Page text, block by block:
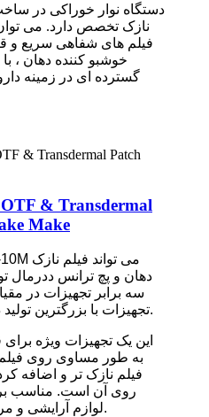
دستگاه نوار خوراکی در
نازک تخصص دارد. می
فیلم های شفاهی سریع و
خوشبو کننده دهان ،
گسترده ای در زمینه
& Transdermal
Make
دهان و پچ ترانس ددرمال
سه برابر تجهیزات در
تجهیزات با بزرگترین تولید در حال حاضر است.
این یک تجهیزات ویژه برای
به طور مساوی روی فیلم
فیلم نازک تر و اضافه
روی آن است. مناسب
لوازم آرایشی و مراقبت های بهداشتی.